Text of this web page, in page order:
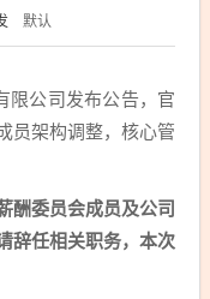
默认
限公司发布公告，官
员架构调整，核心管
酬委员会成员及公司
辞任相关职务，本次